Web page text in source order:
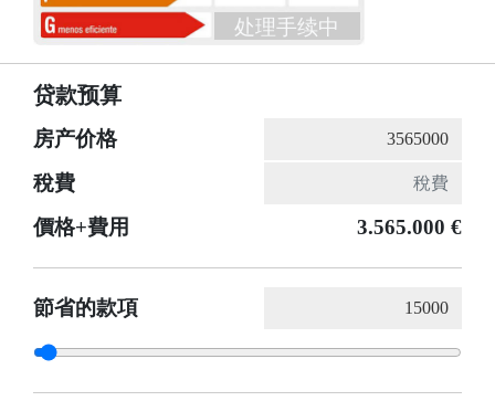
处理手续中
贷款预算
房产价格
稅費
價格+費用
3.565.000 €
節省的款項